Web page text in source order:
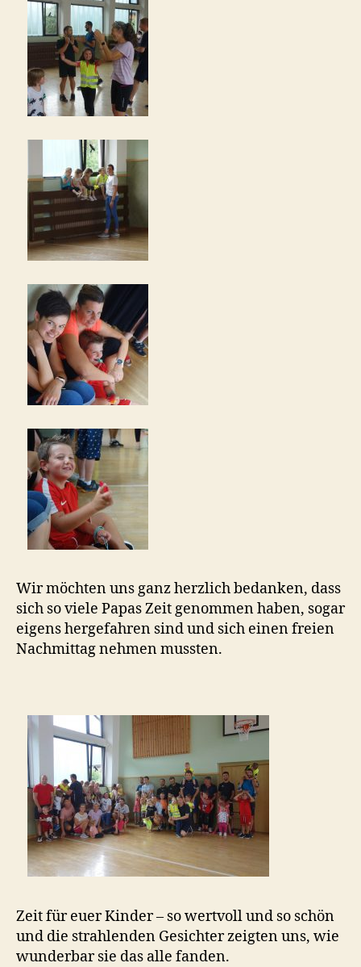
Wir möchten uns ganz herzlich bedanken, dass
sich so viele Papas Zeit genommen haben, sogar
eigens hergefahren sind und sich einen freien
Nachmittag nehmen mussten.
Zeit für euer Kinder – so wertvoll und so schön
und die strahlenden Gesichter zeigten uns, wie
wunderbar sie das alle fanden.